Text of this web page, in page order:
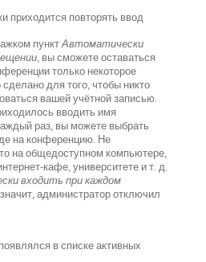
приходится повторять ввод
пунктАвтоматически
, вы сможете оставаться
только некоторое
для того, чтобы никто
вашей учётной записью.
вводить имя
раз, вы можете выбрать
на конференцию. Не
на общедоступном компьютере,
кафе, университете и т. д.
входить при каждом
администратор отключил
в списке активных